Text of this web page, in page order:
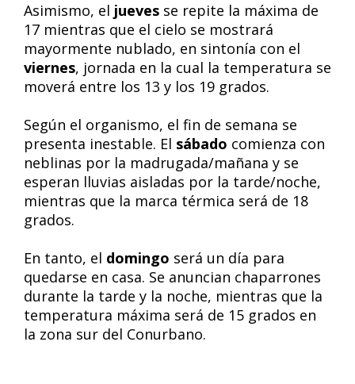
Asimismo, el jueves se repite la máxima de
17 mientras que el cielo se mostrará
mayormente nublado, en sintonía con el
viernes, jornada en la cual la temperatura se
moverá entre los 13 y los 19 grados.
Según el organismo, el fin de semana se
presenta inestable. El sábado comienza con
neblinas por la madrugada/mañana y se
esperan lluvias aisladas por la tarde/noche,
mientras que la marca térmica será de 18
grados.
En tanto, el domingo será un día para
quedarse en casa. Se anuncian chaparrones
durante la tarde y la noche, mientras que la
temperatura máxima será de 15 grados en
la zona sur del Conurbano.